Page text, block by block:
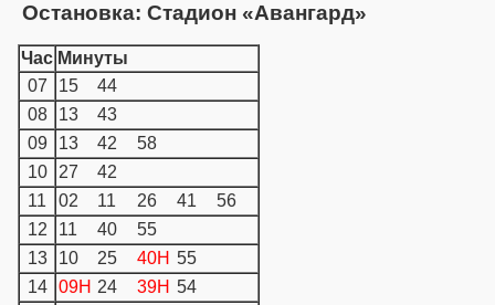
Остановка: Стадион «Авангард»
Час Минуты
07
15
44
08
13
43
09
13 42
58
10
27
42
11
02 11 26 41
56
12
11 40
55
13
10 25 40H 55
14
09H 24 39H 54